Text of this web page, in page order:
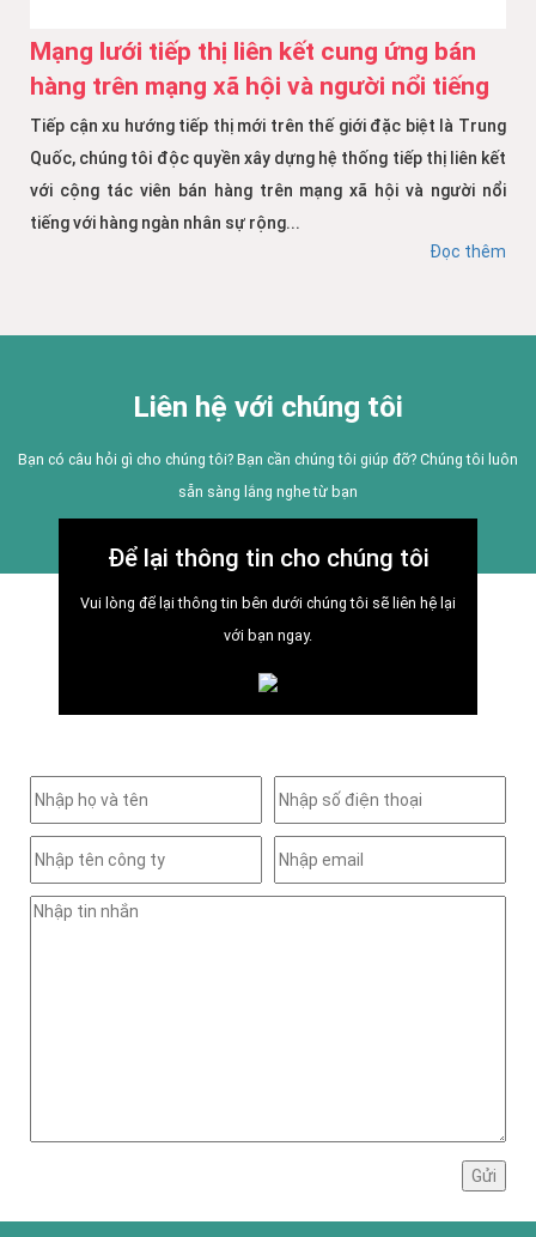
Mạng lưới tiếp thị liên kết cung ứng bán
hàng trên mạng xã hội và người nổi tiếng
Tiếp cận xu hướng tiếp thị mới trên thế giới đặc biệt là Trung
Quốc, chúng tôi độc quyền xây dựng hệ thống tiếp thị liên kết
với cộng tác viên bán hàng trên mạng xã hội và người nổi
tiếng với hàng ngàn nhân sự rộng...
Đọc thêm
Liên hệ với chúng tôi
Bạn có câu hỏi gì cho chúng tôi? Bạn cần chúng tôi giúp đỡ? Chúng tôi luôn
sẵn sàng lắng nghe từ bạn
Để lại thông tin cho chúng tôi
Vui lòng để lại thông tin bên dưới chúng tôi sẽ liên hệ lại
với bạn ngay.